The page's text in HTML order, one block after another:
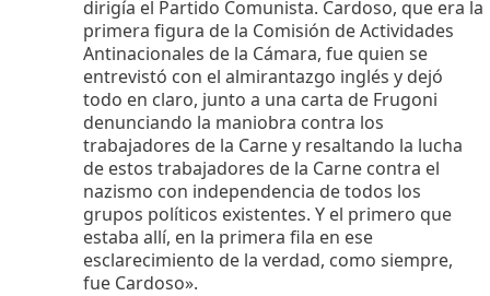
dirigía el Partido Comunista. Cardoso, que era la
primera figura de la Comisión de Actividades
Antinacionales de la Cámara, fue quien se
entrevistó con el almirantazgo inglés y dejó
todo en claro, junto a una carta de Frugoni
denunciando la maniobra contra los
trabajadores de la Carne y resaltando la lucha
de estos trabajadores de la Carne contra el
nazismo con independencia de todos los
grupos políticos existentes. Y el primero que
estaba allí, en la primera fila en ese
esclarecimiento de la verdad, como siempre,
fue Cardoso».